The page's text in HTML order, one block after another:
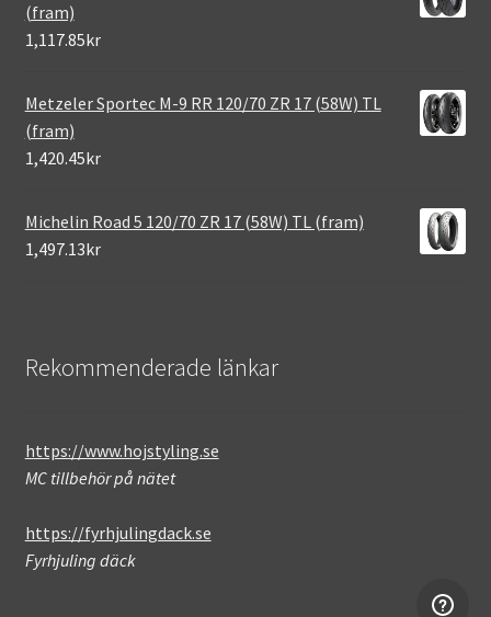
(fram)
1,117.85kr
Metzeler Sportec M-9 RR 120/70 ZR 17 (58W) TL
(fram)
1,420.45kr
Michelin Road 5 120/70 ZR 17 (58W) TL (fram)
1,497.13kr
Rekommenderade länkar
https://www.hojstyling.se
MC tillbehör på nätet
https://fyrhjulingdack.se
Fyrhjuling däck